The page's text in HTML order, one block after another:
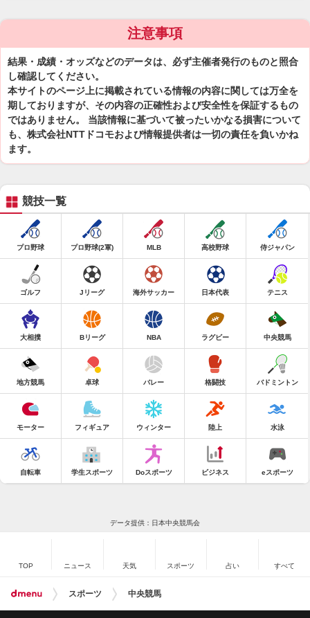
注意事項
結果・成績・オッズなどのデータは、必ず主催者発行のものと照合
し確認してください。
本サイトのページ上に掲載されている情報の内容に関しては万全を
期しておりますが、その内容の正確性および安全性を保証するもの
ではありません。 当該情報に基づいて被ったいかなる損害について
も、株式会社NTTドコモおよび情報提供者は一切の責任を負いかね
ます。
競技一覧
プロ野球 プロ野球(2軍) MLB 高校野球 侍ジャパン
ゴルフ Jリーグ 海外サッカー 日本代表 テニス
大相撲 Bリーグ NBA ラグビー 中央競馬
地方競馬 卓球 バレー 格闘技 バドミントン
モーター フィギュア ウィンター 陸上 水泳
自転車 学生スポーツ Doスポーツ ビジネス eスポーツ
データ提供：日本中央競馬会
TOP ニュース 天気 スポーツ 占い すべて
スポーツ 中央競馬